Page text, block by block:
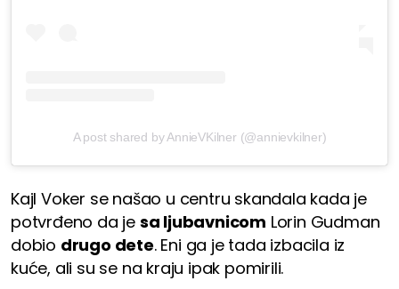
A post shared by AnnieVKilner (@annievkilner)
Kajl Voker se našao u centru skandala kada je
potvrđeno da je sa ljubavnicom Lorin Gudman
dobio drugo dete. Eni ga je tada izbacila iz
kuće, ali su se na kraju ipak pomirili.